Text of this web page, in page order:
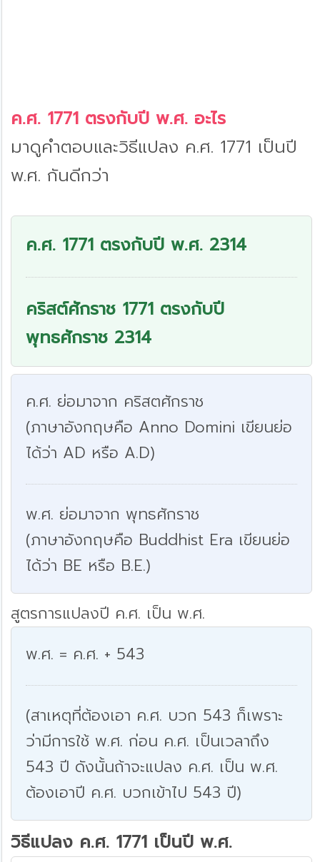
ค.ศ. 1771 ตรงกับปี พ.ศ. อะไร
มาดูคำตอบและวิธีแปลง ค.ศ. 1771 เป็นปี
พ.ศ. กันดีกว่า
ค.ศ. 1771 ตรงกับปี พ.ศ. 2314
คริสต์ศักราช 1771 ตรงกับปี
พุทธศักราช 2314
ค.ศ. ย่อมาจาก คริสตศักราช
(ภาษาอังกฤษคือ Anno Domini เขียนย่อ
ได้ว่า AD หรือ A.D)
พ.ศ. ย่อมาจาก พุทธศักราช
(ภาษาอังกฤษคือ Buddhist Era เขียนย่อ
ได้ว่า BE หรือ B.E.)
สูตรการแปลงปี ค.ศ. เป็น พ.ศ.
พ.ศ. = ค.ศ. + 543
(สาเหตุที่ต้องเอา ค.ศ. บวก 543 ก็เพราะ
ว่ามีการใช้ พ.ศ. ก่อน ค.ศ. เป็นเวลาถึง
543 ปี ดังนั้นถ้าจะแปลง ค.ศ. เป็น พ.ศ.
ต้องเอาปี ค.ศ. บวกเข้าไป 543 ปี)
วิธีแปลง ค.ศ. 1771 เป็นปี พ.ศ.